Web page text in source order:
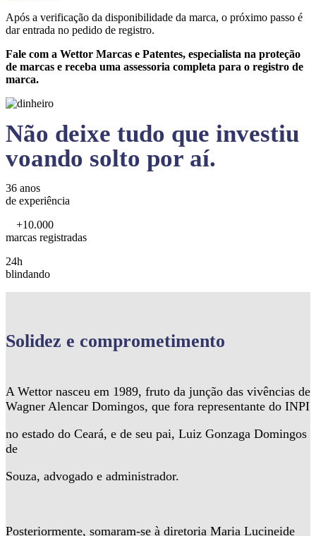
Após a verificação da disponibilidade da marca, o próximo passo é
dar entrada no pedido de registro.
Fale com a Wettor Marcas e Patentes, especialista na proteção
de marcas e receba uma assessoria completa para o registro de
marca.
Não deixe tudo que investiu
voando solto por aí.
36 anos
de experiência
+10.000
marcas registradas
24h
blindando
Solidez e comprometimento
A Wettor nasceu em 1989, fruto da junção das vivências de
Wagner Alencar Domingos, que fora representante do INPI
no estado do Ceará, e de seu pai, Luiz Gonzaga Domingos
de
Souza, advogado e administrador.
Posteriormente, somaram-se à diretoria Maria Lucineide